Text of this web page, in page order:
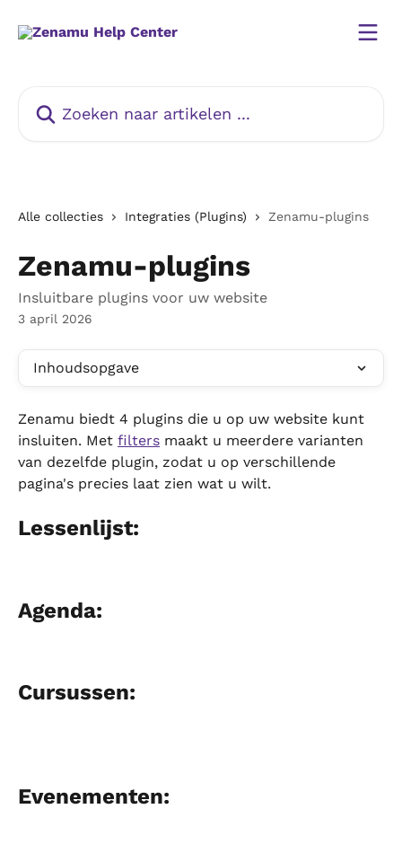
Alle collecties Integraties (Plugins) Zenamu-plugins
Zenamu-plugins
Insluitbare plugins voor uw website
3 april 2026
Inhoudsopgave
Zenamu biedt 4 plugins die u op uw website kunt
insluiten. Met filters maakt u meerdere varianten
van dezelfde plugin, zodat u op verschillende
pagina's precies laat zien wat u wilt.
Lessenlijst:
Agenda:
Cursussen:
Evenementen: